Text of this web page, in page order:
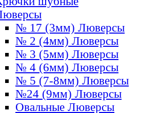
№ 17 (3мм) Люверсы
№ 2 (4мм) Люверсы
№ 3 (5мм) Люверсы
№ 4 (6мм) Люверсы
№ 5 (7-8мм) Люверсы
№24 (9мм) Люверсы
Овальные Люверсы